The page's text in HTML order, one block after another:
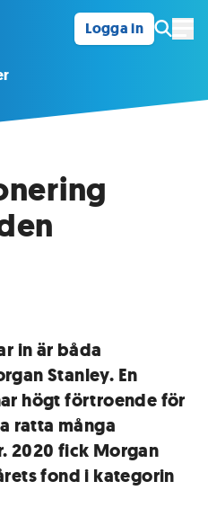
Logga in
in är båda
Stanley. En
högt förtroende för
ratta många
2020 fick Morgan
fond i kategorin